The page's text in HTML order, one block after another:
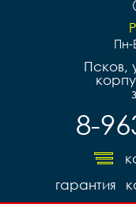
Пн-
Псков,
8-
гарантия